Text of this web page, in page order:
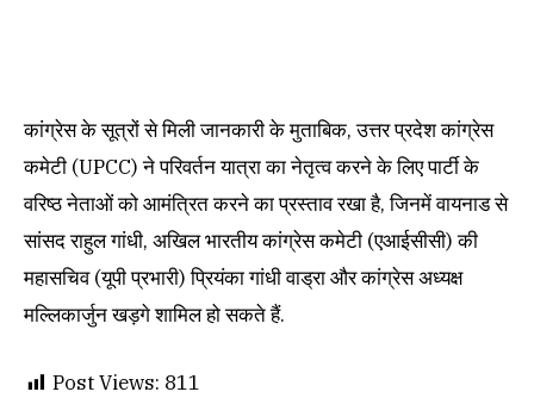
कांग्रेस के सूत्रों से मिली जानकारी के मुताबिक, उत्तर प्रदेश कांग्रेस
कमेटी (UPCC) ने परिवर्तन यात्रा का नेतृत्व करने के लिए पार्टी के
वरिष्ठ नेताओं को आमंत्रित करने का प्रस्ताव रखा है, जिनमें वायनाड से
सांसद राहुल गांधी, अखिल भारतीय कांग्रेस कमेटी (एआईसीसी) की
महासचिव (यूपी प्रभारी) प्रियंका गांधी वाड्रा और कांग्रेस अध्यक्ष
मल्लिकार्जुन खड़गे शामिल हो सकते हैं.
Post Views: 811